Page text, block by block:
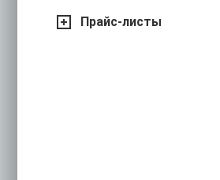
Прайс-листы